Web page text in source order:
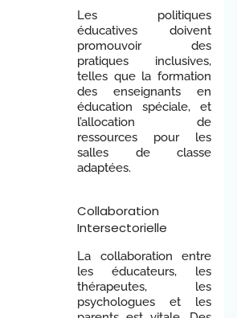
Les politiques
éducatives doivent
promouvoir des
pratiques inclusives,
telles que la formation
des enseignants en
éducation spéciale, et
l’allocation de
ressources pour les
salles de classe
adaptées.
Collaboration
Intersectorielle
La collaboration entre
les éducateurs, les
thérapeutes, les
psychologues et les